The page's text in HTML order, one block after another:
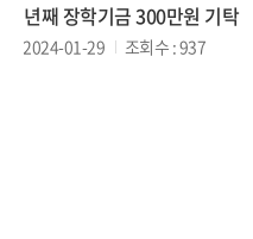
년째 장학기금 300만원 기탁
2024-01-29 조회수 : 937